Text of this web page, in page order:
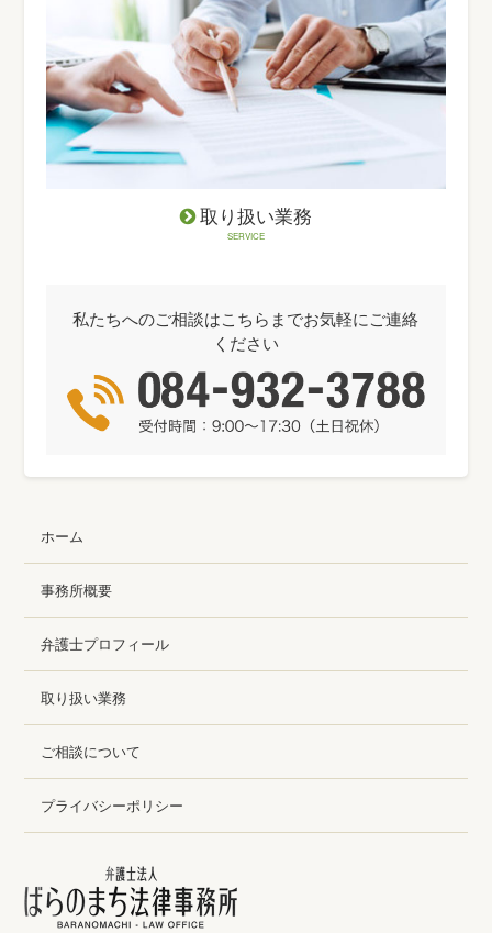
取り扱い業務
SERVICE
私たちへのご相談はこちらまでお気軽にご連絡
ください
ホーム
事務所概要
弁護士プロフィール
取り扱い業務
ご相談について
プライバシーポリシー